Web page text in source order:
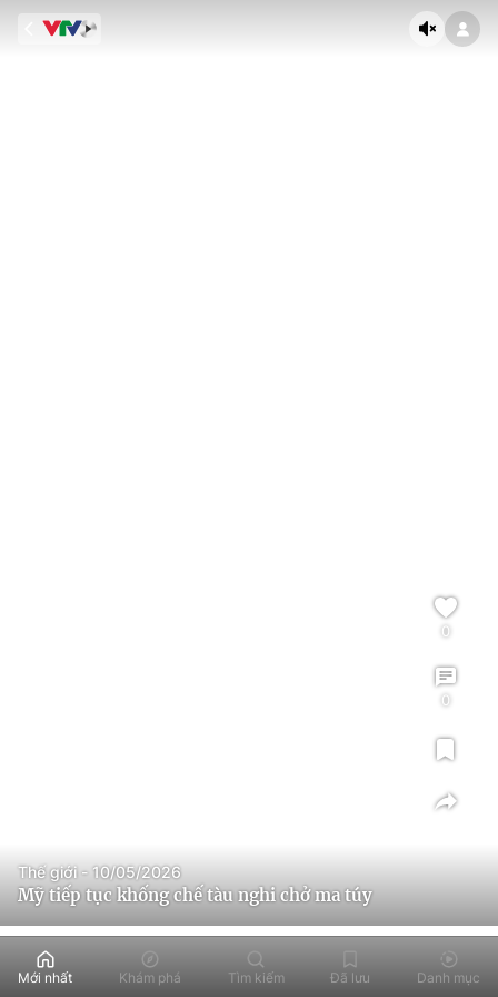
Mỹ tiếp tục khống chế tàu nghi chở ma túy
Thế giới - 10/05/2026
0
0
Mới nhất Khám phá Tìm kiếm Đã lưu Danh mục